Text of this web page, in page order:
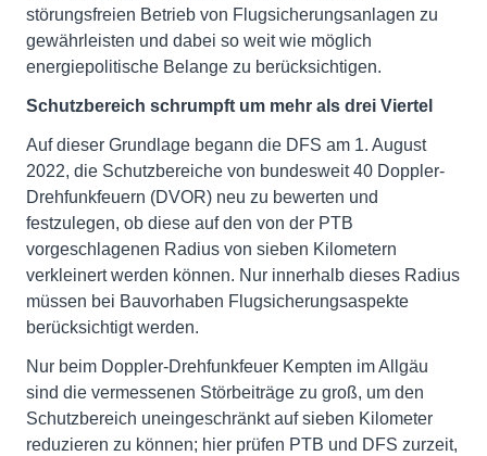
störungsfreien Betrieb von Flugsicherungsanlagen zu
gewährleisten und dabei so weit wie möglich
energiepolitische Belange zu berücksichtigen.
Schutzbereich schrumpft um mehr als drei Viertel
Auf dieser Grundlage begann die DFS am 1. August
2022, die Schutzbereiche von bundesweit 40 Doppler-
Drehfunkfeuern (DVOR) neu zu bewerten und
festzulegen, ob diese auf den von der PTB
vorgeschlagenen Radius von sieben Kilometern
verkleinert werden können. Nur innerhalb dieses Radius
müssen bei Bauvorhaben Flugsicherungsaspekte
berücksichtigt werden.
Nur beim Doppler-Drehfunkfeuer Kempten im Allgäu
sind die vermessenen Störbeiträge zu groß, um den
Schutzbereich uneingeschränkt auf sieben Kilometer
reduzieren zu können; hier prüfen PTB und DFS zurzeit,